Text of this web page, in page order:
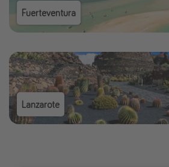
Fuerteventura
Lanzarote